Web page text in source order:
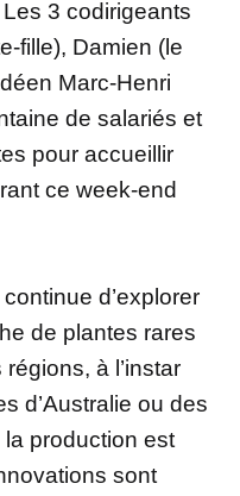
3 codirigeants
fille), Damien (le
Marc-Henri
de salariés et
pour accueillir
ce week-end
d’explorer
de plantes rares
à l’instar
d’Australie ou des
production est
sont